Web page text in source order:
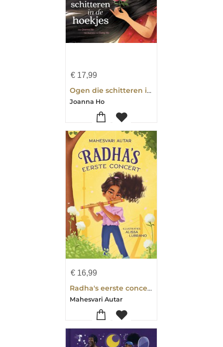
€ 17,99
Ogen die schitteren in de hoekjes
Joanna Ho
€ 16,99
Radha's eerste concert
Mahesvari Autar